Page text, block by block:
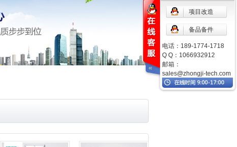
项目改造
备品备件
电话：189-1774-1718
Q Q：1066932912
邮箱：
sales@zhongji-tech.com